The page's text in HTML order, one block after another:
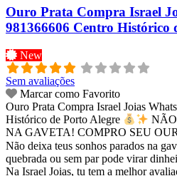
Ouro Prata Compra Israel
981366606 Centro Histórico
New
Sem avaliações
Marcar como Favorito
Ouro Prata Compra Israel Joias
Histórico de Porto Alegre
NA GAVETA! COMPRO SEU
Não deixa teus sonhos parados na
quebrada ou sem par pode virar
Na Israel Joias, tu tem a melhor